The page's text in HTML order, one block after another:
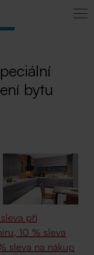
bytu
při
10 % sleva
sleva na nákup